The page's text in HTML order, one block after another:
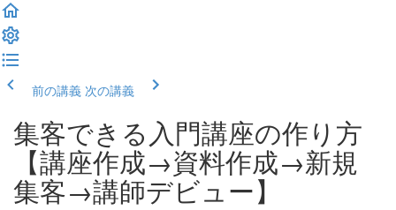
前の講義 次の講義
集客できる入門講座の作り方
【講座作成→資料作成→新規
集客→講師デビュー】